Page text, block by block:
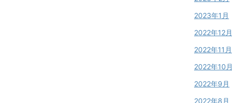
2023年1月
2022年12月
2022年11月
2022年10月
2022年9月
2022年8月